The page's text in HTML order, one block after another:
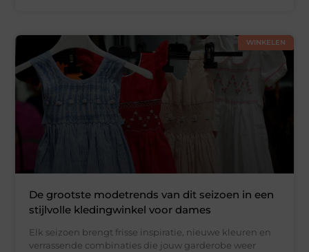
WINKELEN
De grootste modetrends van dit seizoen in een
stijlvolle kledingwinkel voor dames
Elk seizoen brengt frisse inspiratie, nieuwe kleuren en
verrassende combinaties die jouw garderobe weer